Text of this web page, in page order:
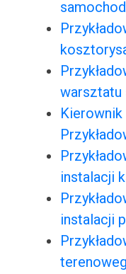
warsztatu
Kierownik
instalacji
instalacji